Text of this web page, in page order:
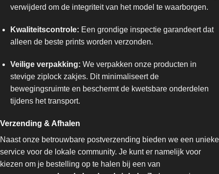
verwijderd om de integriteit van het model te waarborgen.
Kwaliteitscontrole: Een grondige inspectie garandeert dat
alleen de beste prints worden verzonden.
Veilige verpakking: We verpakken onze producten in
stevige ziplock zakjes. Dit minimaliseert de
bewegingsruimte en beschermt de kwetsbare onderdelen
tijdens het transport.
Verzending & Afhalen
Naast onze betrouwbare postverzending bieden we een unieke
service voor de lokale community. Je kunt er namelijk voor
kiezen om je bestelling op te halen bij een van